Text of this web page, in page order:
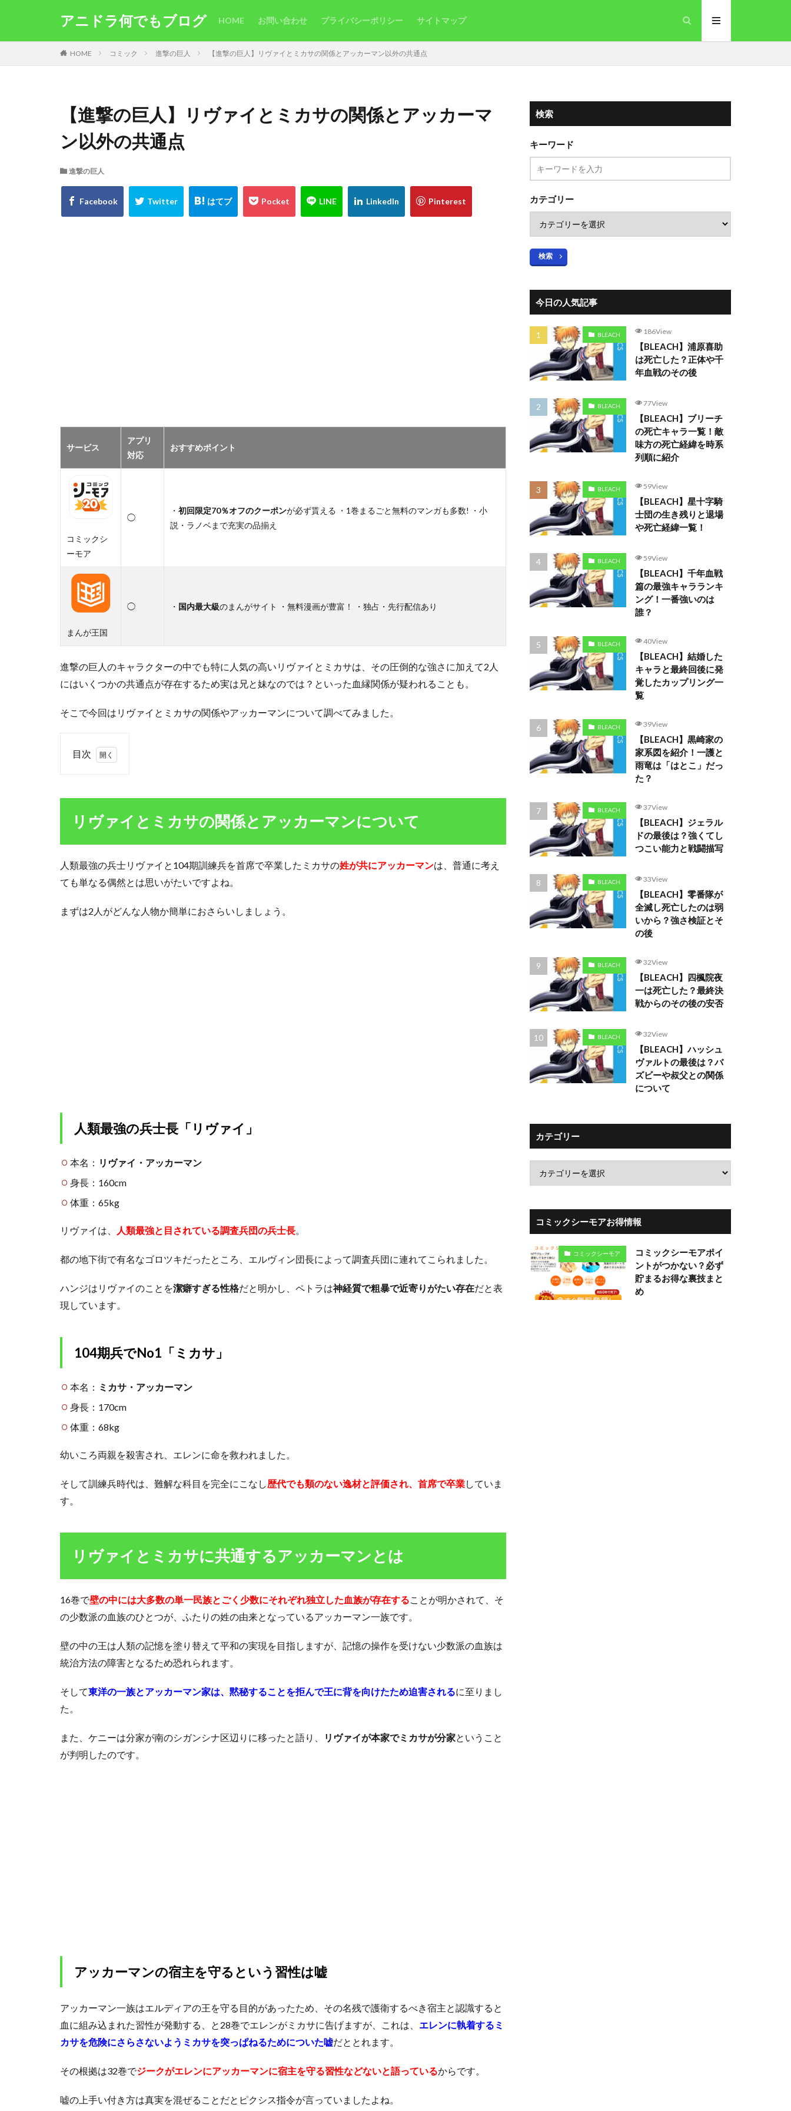
アニドラ何でもブログ HOME お問い合わせ プライバシーポリシー サイトマップ
HOME コミック 進撃の巨人 【進撃の巨人】リヴァイとミカサの関係とアッカーマン以外の共通点
【進撃の巨人】リヴァイとミカサの関係とアッカーマ
ン以外の共通点
進撃の巨人
サービス
アプリ
対応
おすすめポイント
コミックシ
ーモア
◯
・ 初回限定70％オフのクーポンが必ず貰える ・1巻まるごと無料のマンガも多数! ・小
説・ラノベまで充実の品揃え
まんが王国
◯ ・ 国内最大級のまんがサイト ・無料漫画が豊富！ ・独占・先行配信あり
進撃の巨人のキャラクターの中でも特に人気の高いリヴァイとミカサは、その圧倒的な強さに加えて2人
にはいくつかの共通点が存在するため実は兄と妹なのでは？といった血縁関係が疑われることも。
そこで今回はリヴァイとミカサの関係やアッカーマンについて調べてみました。
目次
ヴ
イ
ミ
サ
の
係
と
「リ
104期兵
で
リ
イ
と
に
通
す
る
ッ
ー
ン
は
カー
マン
守る
とい
嘘
3
妹
疑
が
さ
3.1
同じ
アッ
カー
マン
圧倒
高い
リヴァイとミカサの関係とアッカーマンについて
人類最強の兵士リヴァイと104期訓練兵を首席で卒業したミカサの姓が共にアッカーマンは、普通に考え
ても単なる偶然とは思いがたいですよね。
まずは2人がどんな人物か簡単におさらいしましょう。
人類最強の兵士長「リヴァイ」
本名： リヴァイ・アッカーマン
身長：160cm
体重：65kg
リヴァイは、 人類最強と目されている調査兵団の兵士長。
都の地下街で有名なゴロツキだったところ、エルヴィン団長によって調査兵団に連れてこられました。
ハンジはリヴァイのことを潔癖すぎる性格だと明かし、ペトラは神経質で粗暴で近寄りがたい存在だと表
現しています。
104期兵でNo1「ミカサ」
本名： ミカサ・アッカーマン
身長：170cm
体重：68kg
幼いころ両親を殺害され、エレンに命を救われました。
そして訓練兵時代は、難解な科目を完全にこなし歴代でも類のない逸材と評価され、首席で卒業していま
す。
リヴァイとミカサに共通するアッカーマンとは
16巻で壁の中には大多数の単一民族とごく少数にそれぞれ独立した血族が存在することが明かされて、そ
の少数派の血族のひとつが、ふたりの姓の由来となっているアッカーマン一族です。
壁の中の王は人類の記憶を塗り替えて平和の実現を目指しますが、記憶の操作を受けない少数派の血族は
統治方法の障害となるため恐れられます。
そして東洋の一族とアッカーマン家は、黙秘することを拒んで王に背を向けたため迫害されるに至りまし
た。
また、ケニーは分家が南のシガンシナ区辺りに移ったと語り、 リヴァイが本家でミカサが分家ということ
が判明したのです。
アッカーマンの宿主を守るという習性は嘘
アッカーマン一族はエルディアの王を守る目的があったため、その名残で護衛するべき宿主と認識すると
血に組み込まれた習性が発動する、と28巻でエレンがミカサに告げますが、これは、 エレンに執着するミ
カサを危険にさらさないようミカサを突っぱねるためについた嘘だととれます。
その根拠は32巻でジークがエレンにアッカーマンに宿主を守る習性などないと語っているからです。
嘘の上手い付き方は真実を混ぜることだとピクシス指令が言っていましたよね。
検索
キーワード
カテゴリー
検索
今日の人気記事
BLEACH 186View
【BLEACH】浦原喜助
は死亡した？正体や千
年血戦のその後
BLEACH 77View
【BLEACH】ブリーチ
の死亡キャラ一覧！敵
味方の死亡経緯を時系
列順に紹介
BLEACH 59View
【BLEACH】星十字騎
士団の生き残りと退場
や死亡経緯一覧！
BLEACH 59View
【BLEACH】千年血戦
篇の最強キャラランキ
ング！一番強いのは
誰？
BLEACH 40View
【BLEACH】結婚した
キャラと最終回後に発
覚したカップリング一
覧
BLEACH 39View
【BLEACH】黒崎家の
家系図を紹介！一護と
雨竜は「はとこ」だっ
た？
BLEACH 37View
【BLEACH】ジェラル
ドの最後は？強くてし
つこい能力と戦闘描写
BLEACH 33View
【BLEACH】零番隊が
全滅し死亡したのは弱
いから？強さ検証とそ
の後
BLEACH 32View
【BLEACH】四楓院夜
一は死亡した？最終決
戦からのその後の安否
BLEACH 32View
【BLEACH】ハッシュ
ヴァルトの最後は？バ
ズビーや叔父との関係
について
カテゴリー
コミックシーモアお得情報
コミックシーモア
コミックシーモアポイ
ントがつかない？必ず
貯まるお得な裏技まと
め